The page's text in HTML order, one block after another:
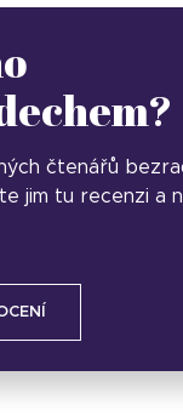
čtenářů
jim tu recenzi a